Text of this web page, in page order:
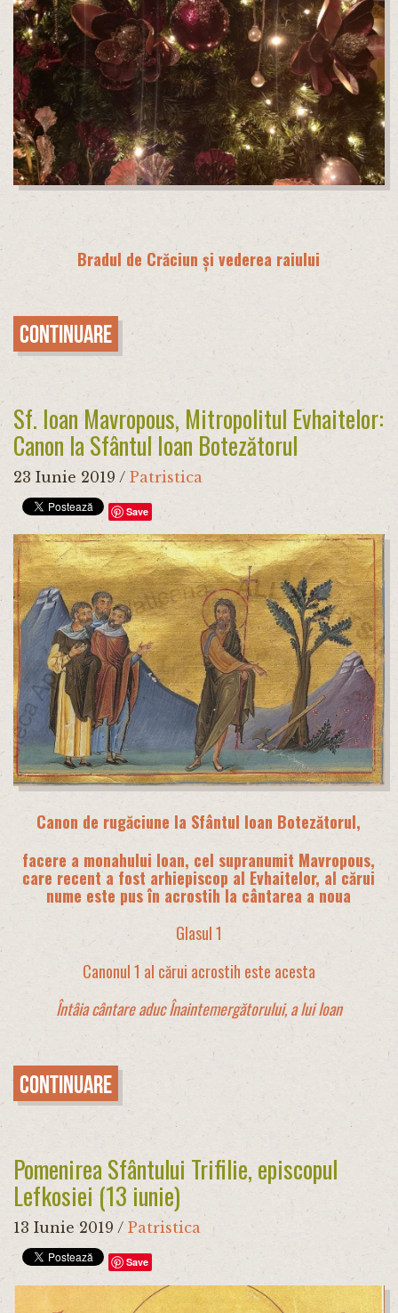
Bradul de Crăciun și vederea raiului
Continuare
Sf. Ioan Mavropous, Mitropolitul Evhaitelor:
Canon la Sfântul Ioan Botezătorul
23 Iunie 2019 / Patristica
Save
Canon de rugăciune la Sfântul Ioan Botezătorul,
facere a monahului Ioan, cel supranumit Mavropous,
care recent a fost arhiepiscop al Evhaitelor, al cărui
nume este pus în acrostih la cântarea a noua
Glasul 1
Canonul 1 al cărui acrostih este acesta
Întâia cântare aduc Înaintemergătorului, a lui Ioan
Continuare
Pomenirea Sfântului Trifilie, episcopul
Lefkosiei (13 iunie)
13 Iunie 2019 / Patristica
Save